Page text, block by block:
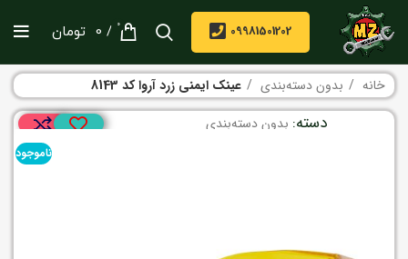
09981501202
0
/
0 تومان
خانه بدون دسته‌بندی عینک ایمنی زرد آروا کد 8143
دسته: بدون دسته‌بندی
ناموجود